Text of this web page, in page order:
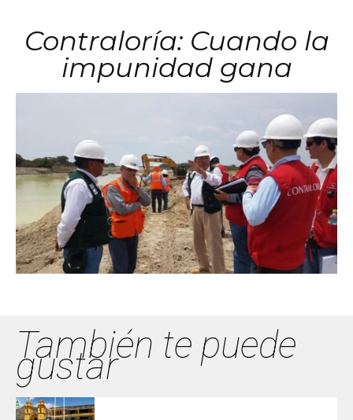
Contraloría: Cuando la
impunidad gana
También te puede
gustar